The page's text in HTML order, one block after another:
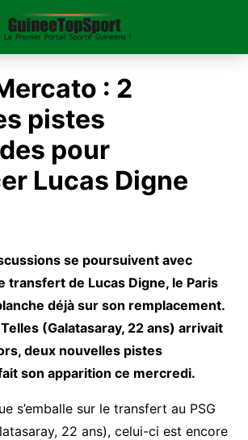
: 2
pistes
pour
Lucas Digne
se poursuivent avec
transfert de Lucas Digne, le Paris
déjà sur son remplacement.
Telles (Galatasaray, 22 ans) arrivait
deux nouvelles pistes
son apparition ce mercredi.
s’emballe sur le transfert au PSG
22 ans), celui-ci est encore